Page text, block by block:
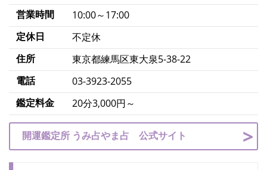
営業時間
10:00～17:00
定休日
不定休
住所
東京都練馬区東大泉5-38-22
電話
03-3923-2055
鑑定料金
20分3,000円～
開運鑑定所 うみ占やま占 公式サイト